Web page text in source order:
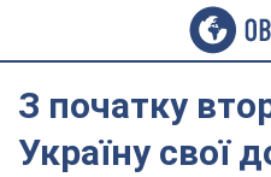
З початку
Україну свої